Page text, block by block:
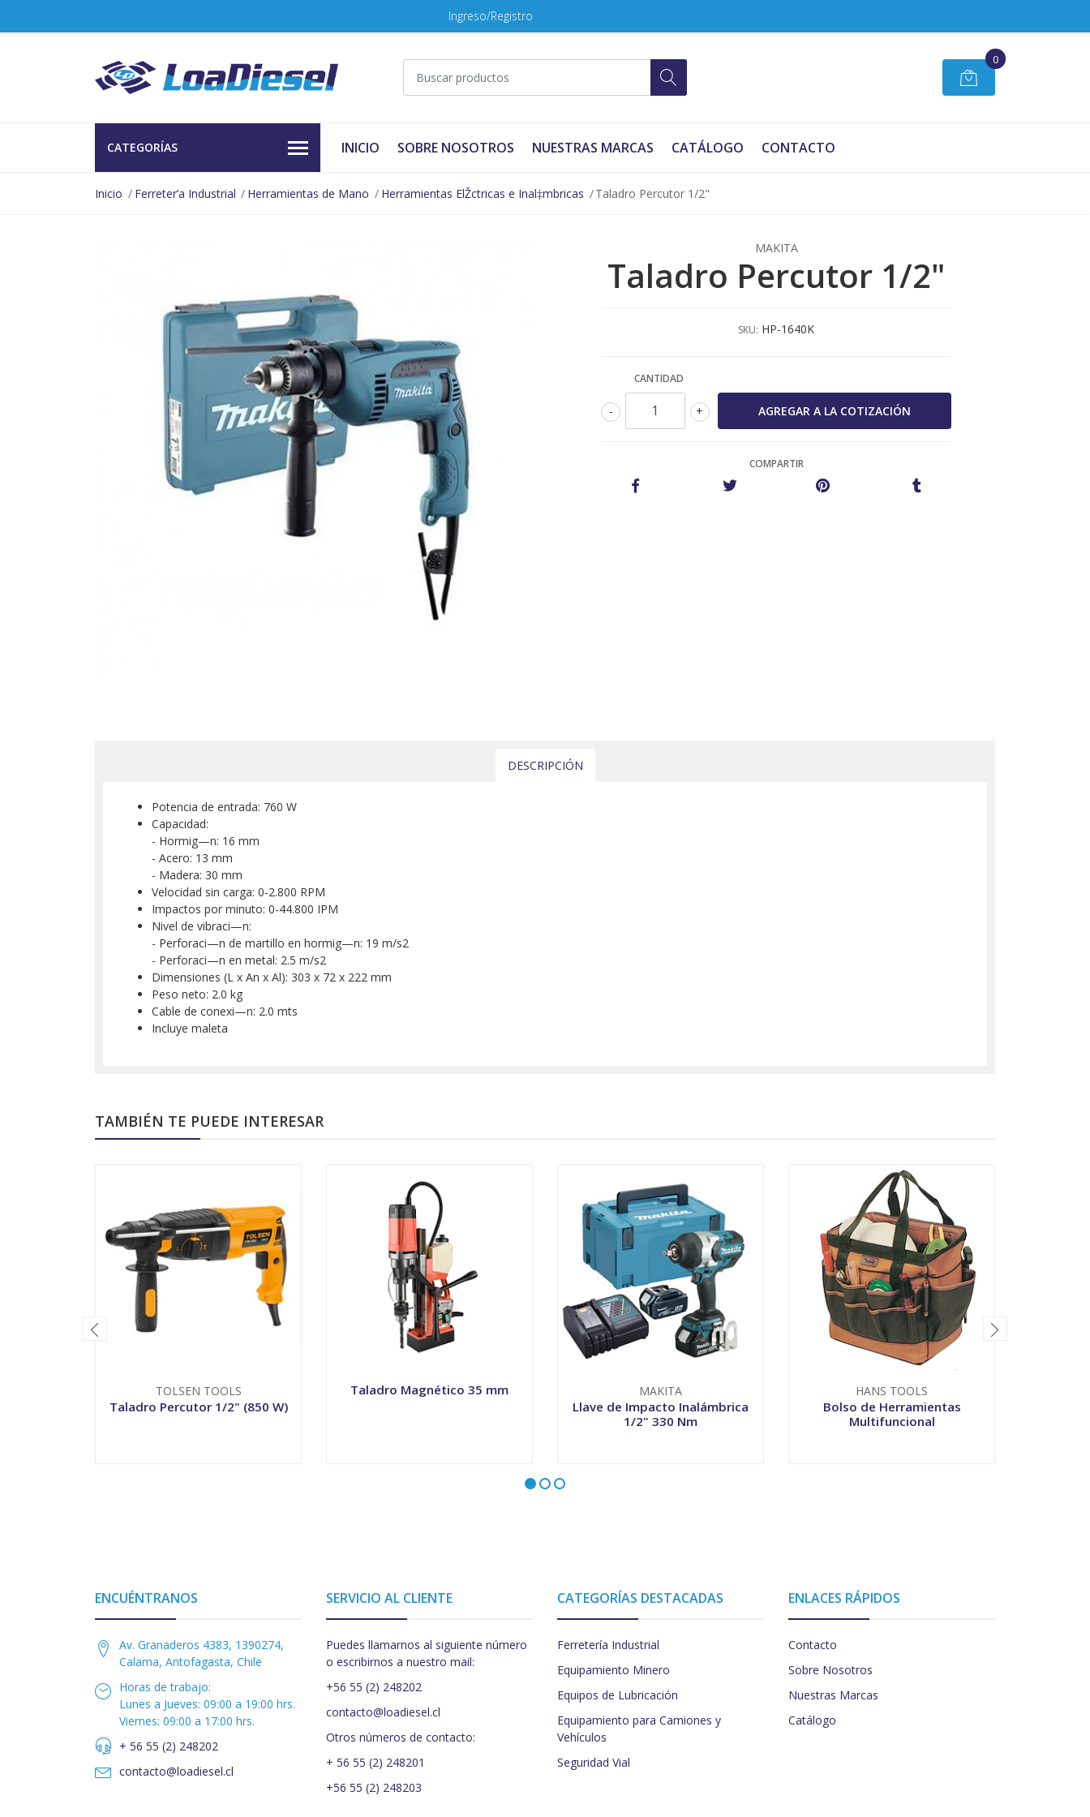
Ingreso/Registro
0
CATEGORÍAS INICIO SOBRE NOSOTROS NUESTRAS MARCAS CATÁLOGO CONTACTO
Inicio Ferreter’a Industrial Herramientas de Mano Herramientas ElŽctricas e Inal‡mbricas Taladro Percutor 1/2"
MAKITA
Taladro Percutor 1/2"
SKU: HP-1640K
CANTIDAD
+
-
COMPARTIR
DESCRIPCIÓN
Potencia de entrada: 760 W
Capacidad:
- Hormig—n: 16 mm
- Acero: 13 mm
- Madera: 30 mm
Velocidad sin carga: 0-2.800 RPM
Impactos por minuto: 0-44.800 IPM
Nivel de vibraci—n:
- Perforaci—n de martillo en hormig—n: 19 m/s2
- Perforaci—n en metal: 2.5 m/s2
Dimensiones (L x An x Al): 303 x 72 x 222 mm
Peso neto: 2.0 kg
Cable de conexi—n: 2.0 mts
Incluye maleta
TAMBIÉN TE PUEDE INTERESAR
TOLSEN TOOLS
Taladro Percutor 1/2" (850 W)
Taladro Magnético 35 mm MAKITA
Llave de Impacto Inalámbrica
1/2" 330 Nm
HANS TOOLS
Bolso de Herramientas
Multifuncional
ENCUÉNTRANOS
Av. Granaderos 4383, 1390274,
Calama, Antofagasta, Chile
Horas de trabajo:
Lunes a Jueves: 09:00 a 19:00 hrs.
Viernes: 09:00 a 17:00 hrs.
+ 56 55 (2) 248202
contacto@loadiesel.cl
SERVICIO AL CLIENTE
Puedes llamarnos al siguiente número
o escribirnos a nuestro mail:
+56 55 (2) 248202
contacto@loadiesel.cl
Otros números de contacto:
+ 56 55 (2) 248201
+56 55 (2) 248203
CATEGORÍAS DESTACADAS
Ferretería Industrial
Equipamiento Minero
Equipos de Lubricación
Equipamiento para Camiones y
Vehículos
Seguridad Vial
ENLACES RÁPIDOS
Contacto
Sobre Nosotros
Nuestras Marcas
Catálogo